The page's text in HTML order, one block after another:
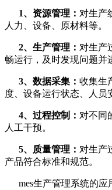
1、资源管理： 对生产
人力、设备、原材料等。
2、生产管理： 对生产
畅运行，及时发现问题并
3、数据采集： 收集生
度、设备运行状态、人员
4、过程控制： 对不同
人工干预。
5、质量管理： 对生产
产品符合标准和规范。
mes生产管理系统的